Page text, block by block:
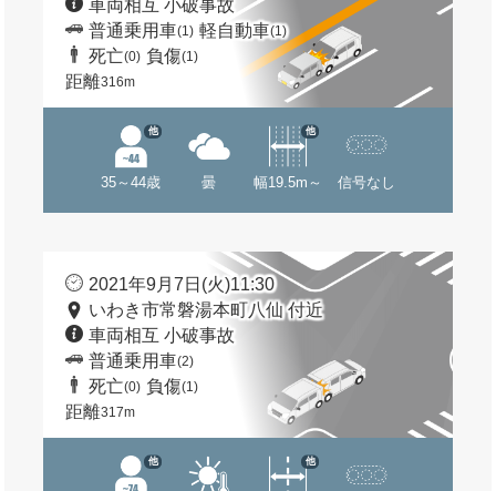
車両相互 小破事故
普通乗用車(1) 軽自動車(1)
死亡(0) 負傷(1)
距離316m
35～44歳
他
曇 幅19.5m～
他
信号なし
2021年9月7日(火)11:30
いわき市常磐湯本町八仙 付近
車両相互 小破事故
普通乗用車(2)
死亡(0) 負傷(1)
距離317m
他 他